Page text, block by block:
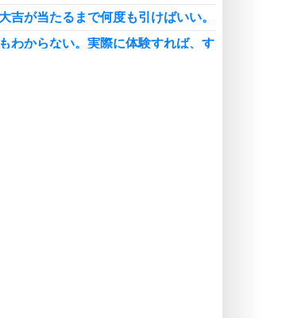
吉が当たるまで何度も引けばいい。
わからない。実際に体験すれば、す